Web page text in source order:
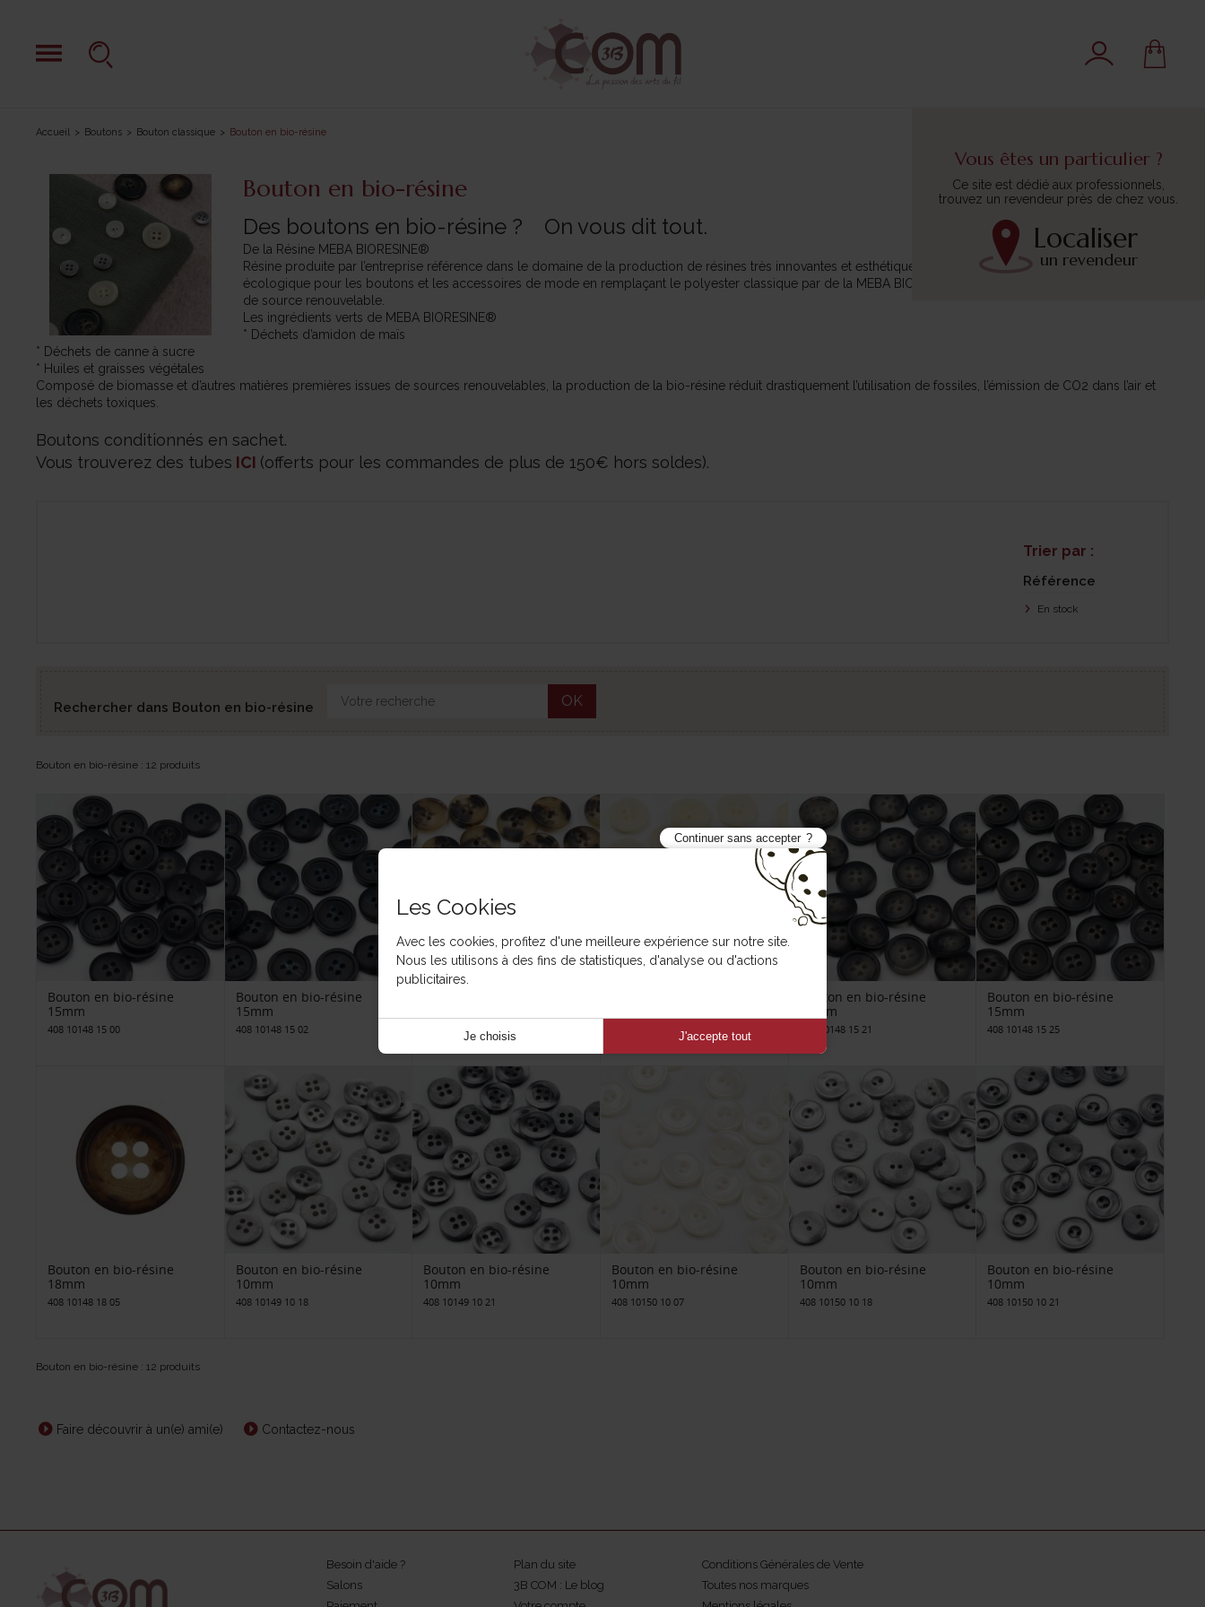
Vous êtes un particulier ?
Ce site est dédié aux professionnels,
trouvez un revendeur près de chez vous.
Localiser
un revendeur
Accueil Boutons Bouton classique Bouton en bio-résine
Bouton en bio-résine
Des boutons en bio-résine ? On vous dit tout.
De la Résine MEBA BIORESINE®
Résine produite par l’entreprise référence dans le domaine de la production de résines très innovantes et esthétiques. Leur mission est de mener la transition
écologique pour les boutons et les accessoires de mode en remplaçant le polyester classique par de la MEBA BIORESINE®, le premier biopolymère certifié
de source renouvelable.
Les ingrédients verts de MEBA BIORESINE®
* Déchets d’amidon de maïs
* Déchets de canne à sucre
* Huiles et graisses végétales
Composé de biomasse et d’autres matières premières issues de sources renouvelables, la production de la bio-résine réduit drastiquement l’utilisation de fossiles, l’émission de CO2 dans l’air et
les déchets toxiques.
Boutons conditionnés en sachet.
Vous trouverez des tubes ICI (offerts pour les commandes de plus de 150€ hors soldes).
Trier par :
Référence
En stock
Rechercher dans Bouton en bio-résine OK
Bouton en bio-résine : 12 produits
Bouton en bio-résine
15mm
408 10148 15 00
Bouton en bio-résine
15mm
408 10148 15 02 408 10148 15 06 408 10148 15 07
Bouton en bio-résine
15mm
408 10148 15 21
Bouton en bio-résine
15mm
408 10148 15 25
Bouton en bio-résine
18mm
408 10148 18 05
Bouton en bio-résine
10mm
408 10149 10 18
Bouton en bio-résine
10mm
408 10149 10 21
Bouton en bio-résine
10mm
408 10150 10 07
Bouton en bio-résine
10mm
408 10150 10 18
Bouton en bio-résine
10mm
408 10150 10 21
Bouton en bio-résine : 12 produits
Faire découvrir à un(e) ami(e) Contactez-nous
Besoin d'aide ?
Salons
Plan du site
3B COM : Le blog
Conditions Générales de Vente
Toutes nos marques
Continuer sans accepter
Les Cookies
Avec les cookies, profitez d'une meilleure expérience sur notre site.
Nous les utilisons à des fins de statistiques, d'analyse ou d'actions
publicitaires.
Je choisis J'accepte tout